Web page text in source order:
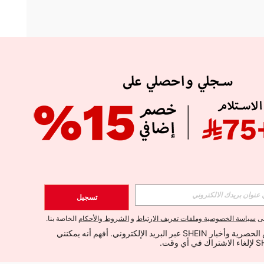
APP
الإشتراك
اشتراك
تسجيل
سياسة الخصوصية وملفات تعريف الارتباط و الشروط والأحكام الخاصة بنا.
أود تلقي العروض الحصرية وأخبار SHEIN عبر البريد الإلكتروني. أفهم أنه يمكنني